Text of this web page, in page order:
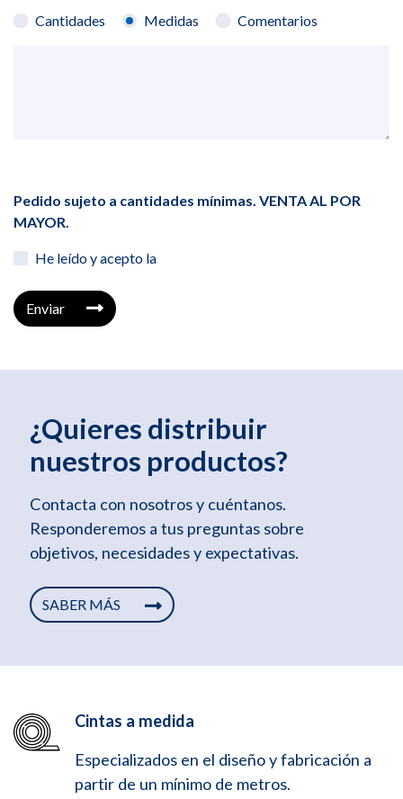
Cantidades Medidas Comentarios
Pedido sujeto a cantidades mínimas. VENTA AL POR
MAYOR.
He leído y acepto la
Enviar
¿Quieres distribuir
nuestros productos?
Contacta con nosotros y cuéntanos.
Responderemos a tus preguntas sobre
objetivos, necesidades y expectativas.
SABER MÁS
Cintas a medida
Especializados en el diseño y fabricación a
partir de un mínimo de metros.